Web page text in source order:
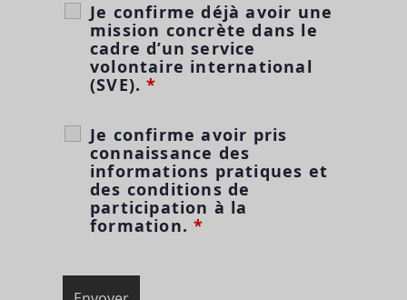
Je confirme déjà avoir une
mission concrète dans le
cadre d’un service
volontaire international
(SVE).*
Je confirme avoir pris
connaissance des
informations pratiques et
des conditions de
participation à la
formation.*